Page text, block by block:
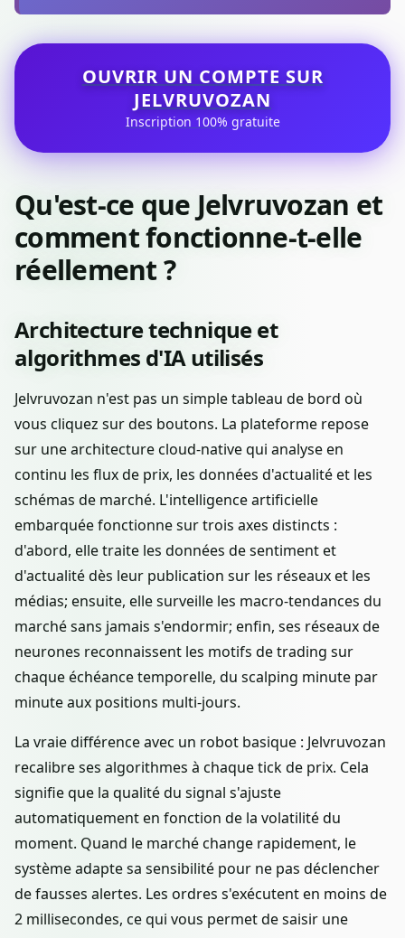
OUVRIR UN COMPTE SUR
JELVRUVOZAN
Inscription 100% gratuite
Qu'est-ce que Jelvruvozan et
comment fonctionne-t-elle
réellement ?
Architecture technique et
algorithmes d'IA utilisés
Jelvruvozan n'est pas un simple tableau de bord où
vous cliquez sur des boutons. La plateforme repose
sur une architecture cloud-native qui analyse en
continu les flux de prix, les données d'actualité et les
schémas de marché. L'intelligence artificielle
embarquée fonctionne sur trois axes distincts :
d'abord, elle traite les données de sentiment et
d'actualité dès leur publication sur les réseaux et les
médias; ensuite, elle surveille les macro-tendances du
marché sans jamais s'endormir; enfin, ses réseaux de
neurones reconnaissent les motifs de trading sur
chaque échéance temporelle, du scalping minute par
minute aux positions multi-jours.
La vraie différence avec un robot basique : Jelvruvozan
recalibre ses algorithmes à chaque tick de prix. Cela
signifie que la qualité du signal s'ajuste
automatiquement en fonction de la volatilité du
moment. Quand le marché change rapidement, le
système adapte sa sensibilité pour ne pas déclencher
de fausses alertes. Les ordres s'exécutent en moins de
2 millisecondes, ce qui vous permet de saisir une